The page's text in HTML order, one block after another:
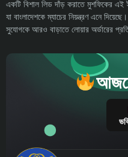
একটি বিশাল লিড দাঁড় করাতে মুশফিকের এই
যা বাংলাদেশকে ম্যাচের নিয়ন্ত্রণ এনে
সুযোগকে আরও বাড়াতে লোয়ার অর্ডারের